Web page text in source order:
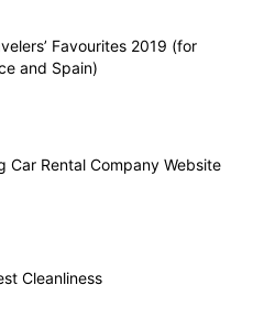
Favourites 2019 (for
and Spain)
Car Rental Company Website
Cleanliness